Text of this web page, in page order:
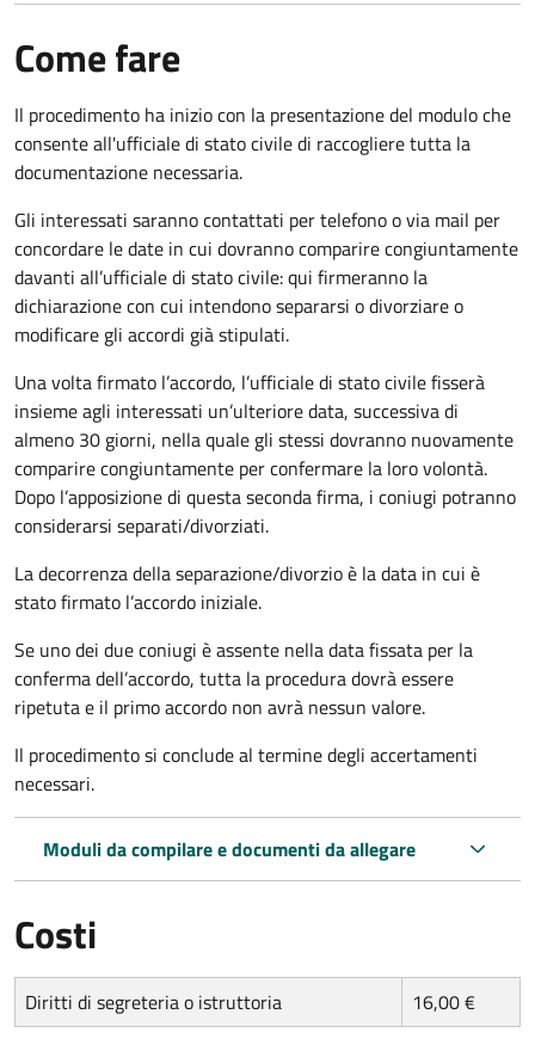
Come fare
Il procedimento ha inizio con la presentazione del modulo che
consente all'ufficiale di stato civile di raccogliere tutta la
documentazione necessaria.
Gli interessati saranno contattati per telefono o via mail per
concordare le date in cui dovranno comparire congiuntamente
davanti all’ufficiale di stato civile: qui firmeranno la
dichiarazione con cui intendono separarsi o divorziare o
modificare gli accordi già stipulati.
Una volta firmato l’accordo, l’ufficiale di stato civile fisserà
insieme agli interessati un’ulteriore data, successiva di
almeno 30 giorni, nella quale gli stessi dovranno nuovamente
comparire congiuntamente per confermare la loro volontà.
Dopo l’apposizione di questa seconda firma, i coniugi potranno
considerarsi separati/divorziati.
La decorrenza della separazione/divorzio è la data in cui è
stato firmato l’accordo iniziale.
Se uno dei due coniugi è assente nella data fissata per la
conferma dell’accordo, tutta la procedura dovrà essere
ripetuta e il primo accordo non avrà nessun valore.
Il procedimento si conclude al termine degli accertamenti
necessari.
Moduli da compilare e documenti da allegare
Costi
Diritti di segreteria o istruttoria 16,00 €